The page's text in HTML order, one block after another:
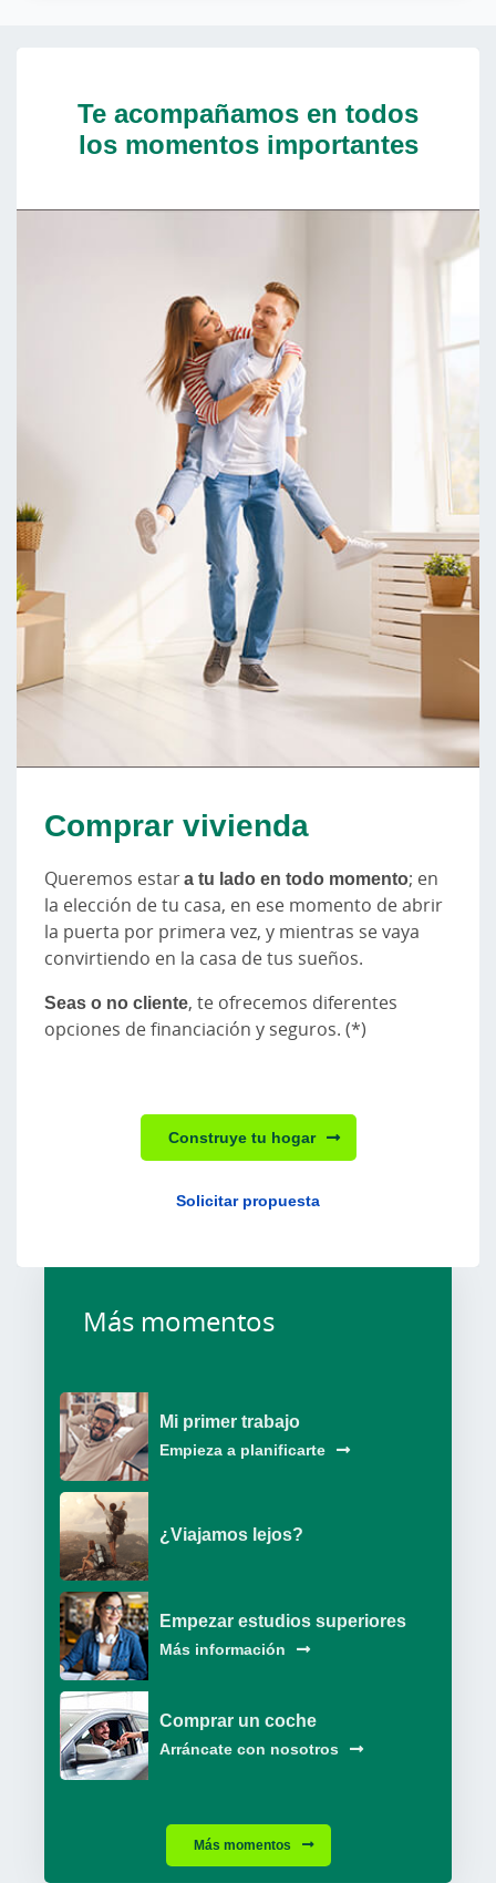
Te acompañamos en todos
los momentos importantes
Comprar vivienda
Queremos estara tu lado en todo momento; en
la elección de tu casa, en ese momento de abrir
la puerta por primera vez, y mientras se vaya
convirtiendo en la casa de tus sueños.
Seas o no cliente, te ofrecemos diferentes
opciones de financiación y seguros. (*)
Construye tu hogar
Solicitar propuesta
Más momentos
Mi primer trabajo
Empieza a planificarte
¿Viajamos lejos?
Empezar estudios superiores
Más información
Comprar un coche
Arráncate con nosotros
Más momentos